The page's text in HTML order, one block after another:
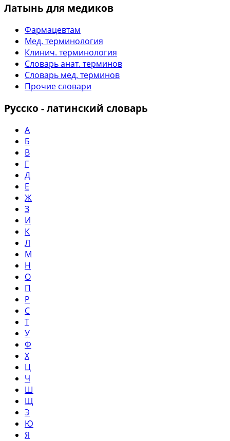
Латынь для медиков
Фармацевтам
Мед. терминология
Клинич. терминология
Словарь анат. терминов
Словарь мед. терминов
Прочие словари
Русско - латинский словарь
А
Б
В
Г
Д
Е
Ж
З
И
К
Л
М
Н
О
П
Р
С
Т
У
Ф
Х
Ц
Ч
Ш
Щ
Э
Ю
Я